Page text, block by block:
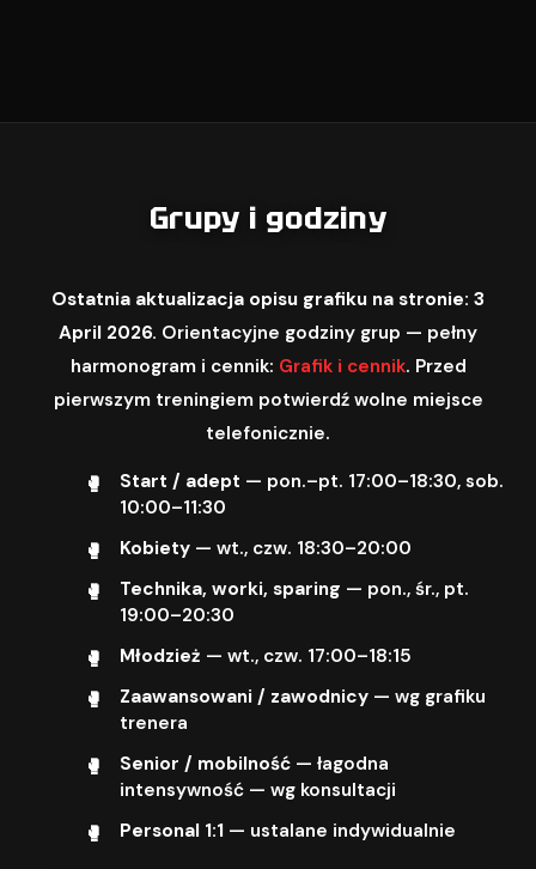
Grupy i godziny
Ostatnia aktualizacja opisu grafiku na stronie: 3
April 2026. Orientacyjne godziny grup — pełny
harmonogram i cennik: Grafik i cennik. Przed
pierwszym treningiem potwierdź wolne miejsce
telefonicznie.
Start / adept — pon.–pt. 17:00–18:30, sob.
10:00–11:30
Kobiety— wt., czw. 18:30–20:00
Technika, worki, sparing — pon., śr., pt.
19:00–20:30
Młodzież — wt., czw. 17:00–18:15
Zaawansowani / zawodnicy— wg grafiku
trenera
Senior / mobilność— łagodna
intensywność — wg konsultacji
Personal 1:1 — ustalane indywidualnie